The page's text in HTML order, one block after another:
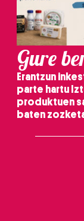
Gure
Erantzun
parte hartu
produktuen
baten